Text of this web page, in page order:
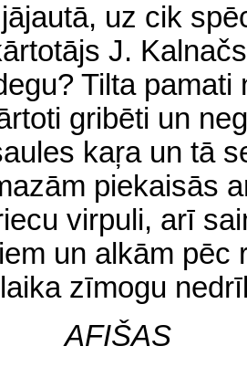
uz cik
J.
Tilta
gribēti un
kaŗa un tā
piekaisās
virpuli, arī
un alkām pēc
zīmogu
AFIŠAS